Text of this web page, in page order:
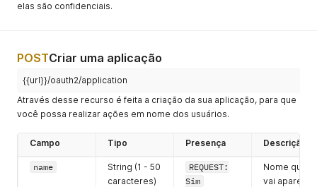
elas são confidenciais.
POSTCriar uma aplicação
{{url}}/oauth2/application
Através desse recurso é feita a criação da sua aplicação, para que
você possa realizar ações em nome dos usuários.
Campo Tipo Presença Descrição
name
String (1 - 50
caracteres)
REQUEST:
Sim
Nome que
vai aparecer